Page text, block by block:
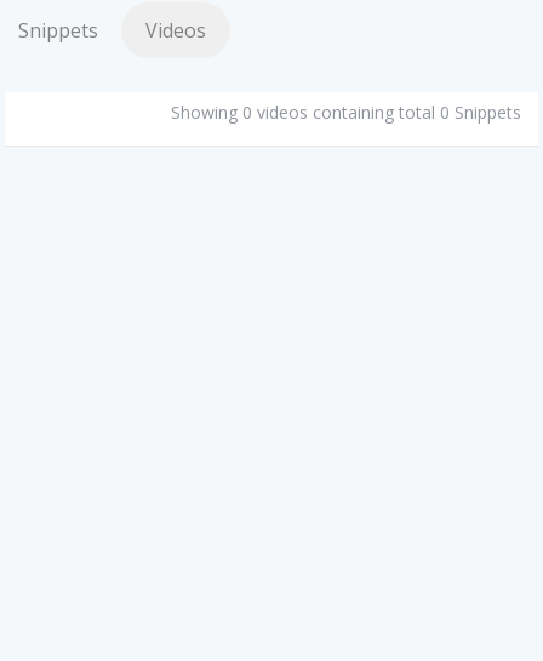
Snippets Videos
Showing 0 videos containing total 0 Snippets